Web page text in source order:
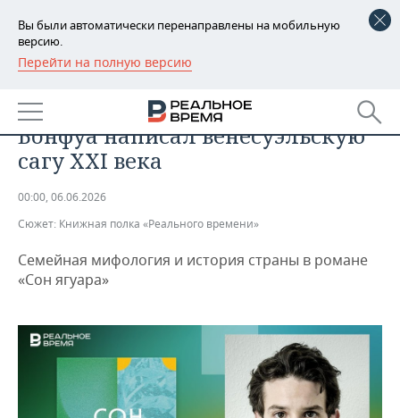
Вы были автоматически перенаправлены на мобильную
версию.
Перейти на полную версию
РЕГИОНЫ
БАШКОРТОСТАН
ТАТАРСТАН
НОВОСТИ
АНАЛИТИКА
ДЕКЛАРАЦИИ О ДОХОДАХ
КОРОЛИ ГОСЗАКАЗА ПФО
КОМУ ПРИНАДЛЕЖАТ
ТОРГОВЫЕ ЦЕНТРЫ
ТАТАРСТАНА
НОВОСТИ ЭКОНОМИКИ
ФИНАНСЫ
БЮДЖЕТ
ПРОМЫШЛЕННОСТЬ
НОВОСТИ
ПРОМЫШЛЕННОСТИ
АГРОПРОМ
МАШИНОСТРОЕНИЕ
НЕФТЕХИМИЯ
НЕДВИЖИМОСТЬ
НОВОСТИ АВТО
БИЗНЕС
НОВОСТИ БИЗНЕСА
Сон Венесуэлы: как Мигель
Бонфуа написал венесуэльскую
сагу XXI века
00:00, 06.06.2026
Сюжет: Книжная полка «Реального времени»
Семейная мифология и история страны в романе
«Сон ягуара»